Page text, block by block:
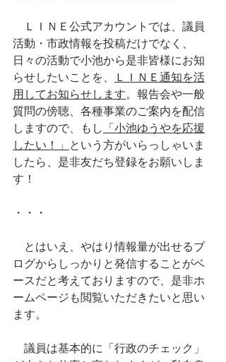
ＬＩＮＥ公式アカウントでは、議員
活動・市政情報を投稿だけでなく、
日々の活動で小池から是非皆様にお知
らせしたいことを、
ＬＩＮＥ通知を活
用してお知らせします。報告会や一般
質問の傍聴、各種事業のご案内を配信
しますので、もし 「小池ゆうやを応援
したい！」 という方がいらっしゃいま
したら、是非友だち登録をお願いしま
す！
・・・
とはいえ、やはり情報量が出せるブ
ログからしっかりと発信することがベ
ースだと考えておりますので、是非ホ
ームページも閲覧いただきたいと思い
ます。
議員は基本的に「行政のチェック」